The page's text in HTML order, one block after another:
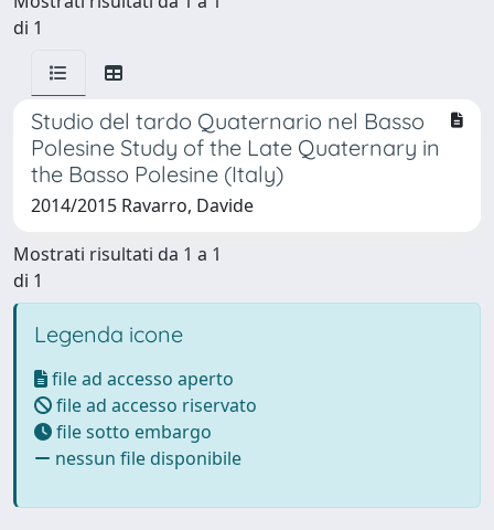
di 1
Studio del tardo Quaternario nel Basso
Polesine Study of the Late Quaternary in
the Basso Polesine (Italy)
2014/2015 Ravarro, Davide
Mostrati risultati da 1 a 1
di 1
Legenda icone
file ad accesso aperto
file ad accesso riservato
file sotto embargo
nessun file disponibile